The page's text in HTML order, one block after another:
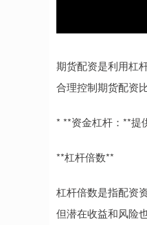
期货配资是利用杠
合理控制期货配资
* **资金杠杆：**提
**杠杆倍数**
杠杆倍数是指配资
但潜在收益和风险也